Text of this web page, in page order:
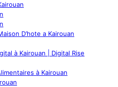
D’hote a Kairouan
à Kairouan | Digital Rise
à Kairouan